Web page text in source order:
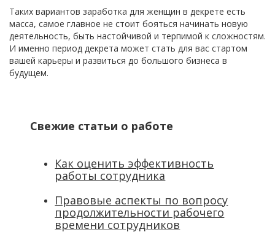
Таких вариантов заработка для женщин в декрете есть
масса, самое главное не стоит бояться начинать новую
деятельность, быть настойчивой и терпимой к сложностям.
И именно период декрета может стать для вас стартом
вашей карьеры и развиться до большого бизнеса в
будущем.
Свежие статьи о работе
Как оценить эффективность
работы сотрудника
Правовые аспекты по вопросу
продолжительности рабочего
времени сотрудников